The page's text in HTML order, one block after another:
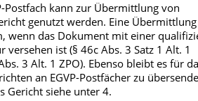
Postfach kann zur Übermittlung von
genutzt werden. Eine
wenn das Dokument mit einer
versehen ist (§ 46c Abs. 3 Satz 1 Alt. 1
3 Alt. 1 ZPO). Ebenso bleibt es für
an EGVP-Postfächer zu
Gericht siehe unter 4.